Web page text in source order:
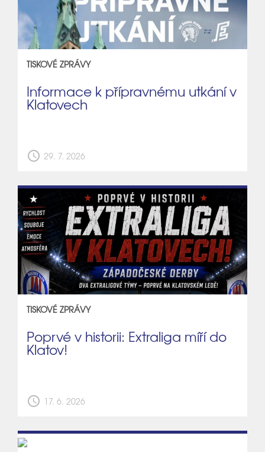
TISKOVÉ ZPRÁVY
Informace k přípravnému utkání v
Klatovech
schedule 29. 7. 2026
TISKOVÉ ZPRÁVY
Poprvé v historii: Extraliga míří do
Klatov!
schedule 17. 6. 2026